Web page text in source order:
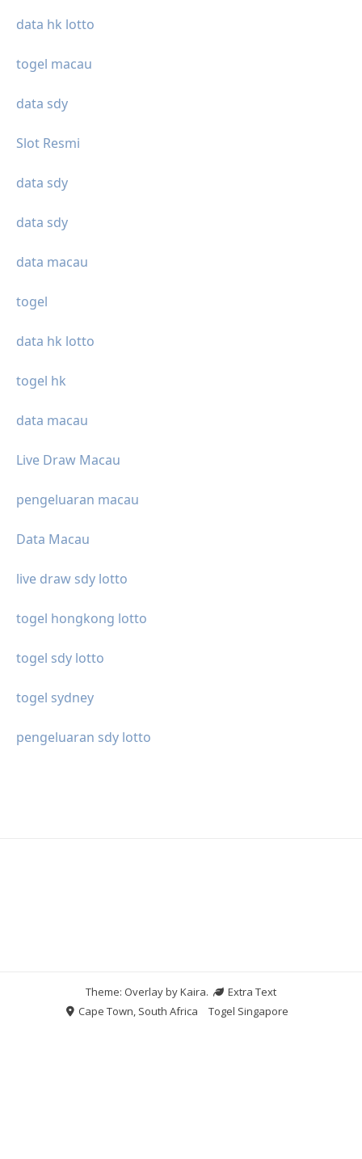
data hk lotto
togel macau
data sdy
Slot Resmi
data sdy
data sdy
data macau
togel
data hk lotto
togel hk
data macau
Live Draw Macau
pengeluaran macau
Data Macau
live draw sdy lotto
togel hongkong lotto
togel sdy lotto
togel sydney
pengeluaran sdy lotto
Theme: Overlay byKaira.
Extra Text
Cape Town, South Africa
Togel Singapore